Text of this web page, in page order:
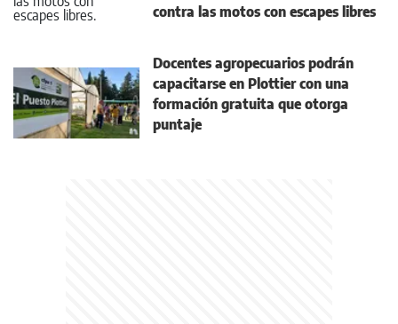
contra las motos con escapes libres
Docentes agropecuarios podrán
capacitarse en Plottier con una
formación gratuita que otorga
puntaje